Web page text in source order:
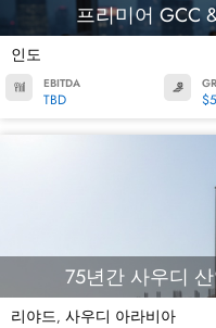
프리미어 GCC
인도
EBITDA
TBD
75년간 사우디
리야드, 사우디 아라비아